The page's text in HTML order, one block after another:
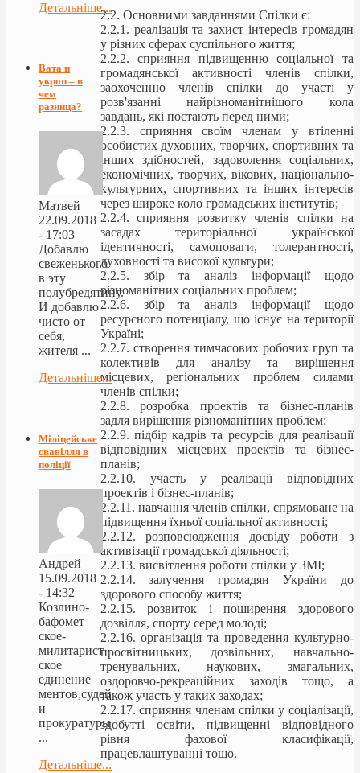
2.2. Основними завданнями Спілки є:
2.2.1. реалізація та захист інтересів громадян
у різних сферах суспільного життя;
2.2.2. сприяння підвищенню соціальної та
громадянської активності членів спілки,
заохоченню членів спілки до участі у
розв'язанні найрізноманітнішого кола
завдань, які постають перед ними;
2.2.3. сприяння своїм членам у втіленні
особистих духовних, творчих, спортивних та
інших здібностей, задоволення соціальних,
економічних, творчих, вікових, національно-
культурних, спортивних та інших інтересів
через широке коло громадських інститутів;
2.2.4. сприяння розвитку членів спілки на
засадах територіальної української
ідентичності, самоповаги, толерантності,
духовності та високої культури;
2.2.5. збір та аналіз інформації щодо
різноманітних соціальних проблем;
2.2.6. збір та аналіз інформації щодо
ресурсного потенціалу, що існує на території
Україні;
2.2.7. створення тимчасових робочих груп та
колективів для аналізу та вирішення
місцевих, регіональних проблем силами
членів спілки;
2.2.8. розробка проектів та бізнес-планів
задля вирішення різноманітних проблем;
2.2.9. підбір кадрів та ресурсів для реалізації
відповідних місцевих проектів та бізнес-
планів;
2.2.10. участь у реалізації відповідних
проектів і бізнес-планів;
2.2.11. навчання членів спілки, спрямоване на
підвищення їхньої соціальної активності;
2.2.12. розповсюдження досвіду роботи з
активізації громадської діяльності;
2.2.13. висвітлення роботи спілки у ЗМІ;
2.2.14. залучення громадян України до
здорового способу життя;
2.2.15. розвиток і поширення здорового
дозвілля, спорту серед молоді;
2.2.16. організація та проведення культурно-
просвітницьких, дозвільних, навчально-
тренувальних, наукових, змагальних,
оздоровчо-рекреаційних заходів тощо, а
також участь у таких заходах;
2.2.17. сприяння членам спілки у соціалізації,
здобутті освіти, підвищенні відповідного
рівня фахової класифікації,
працевлаштуванні тощо.
Детальніше...
Вата и
укроп – в
чем
разница?
Матвей
22.09.2018
- 17:03
Добавлю
свеженького
в эту
полубредятину.
И добавлю
чисто от
себя,
жителя ...
Детальніше...
Міліцейське
свавілля в
поліції
Андрей
15.09.2018
- 14:32
Козлино-
бафомет
ское-
милитарист
ское
единение
ментов,судей
и
прокуратуры
...
Детальніше...